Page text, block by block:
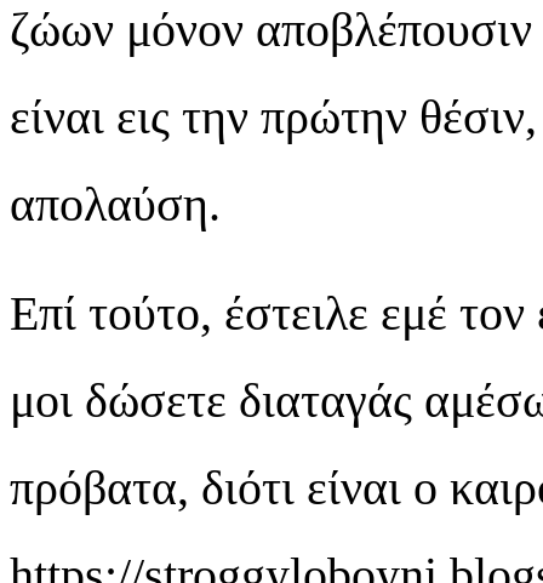
ζώων μόνον αποβλέπουσιν
είναι εις την πρώτην
απολαύση.
Επί τούτο, έστειλε εμέ
μοι δώσετε διαταγάς
πρόβατα, διότι είναι ο